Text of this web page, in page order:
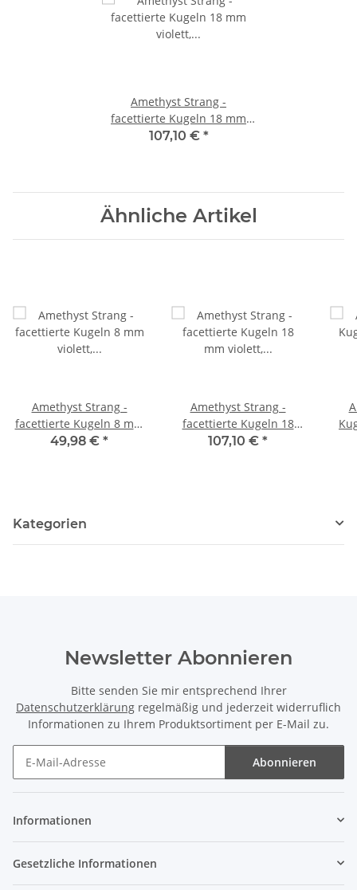
Amethyst Strang -
facettierte Kugeln 18 mm
violett, Länge 38,5 cm /1694
107,10 € *
Ähnliche Artikel
Amethyst Strang -
facettierte Kugeln 8 mm
violett, Länge 40 cm
49,98 € *
Amethyst Strang -
facettierte Kugeln 18
mm violett, Länge 38,5
107,10 € *
Kategorien
Newsletter Abonnieren
Bitte senden Sie mir entsprechend Ihrer
Datenschutzerklärung regelmäßig und jederzeit widerruflich
Informationen zu Ihrem Produktsortiment per E-Mail zu.
Abonnieren
Informationen
Gesetzliche Informationen